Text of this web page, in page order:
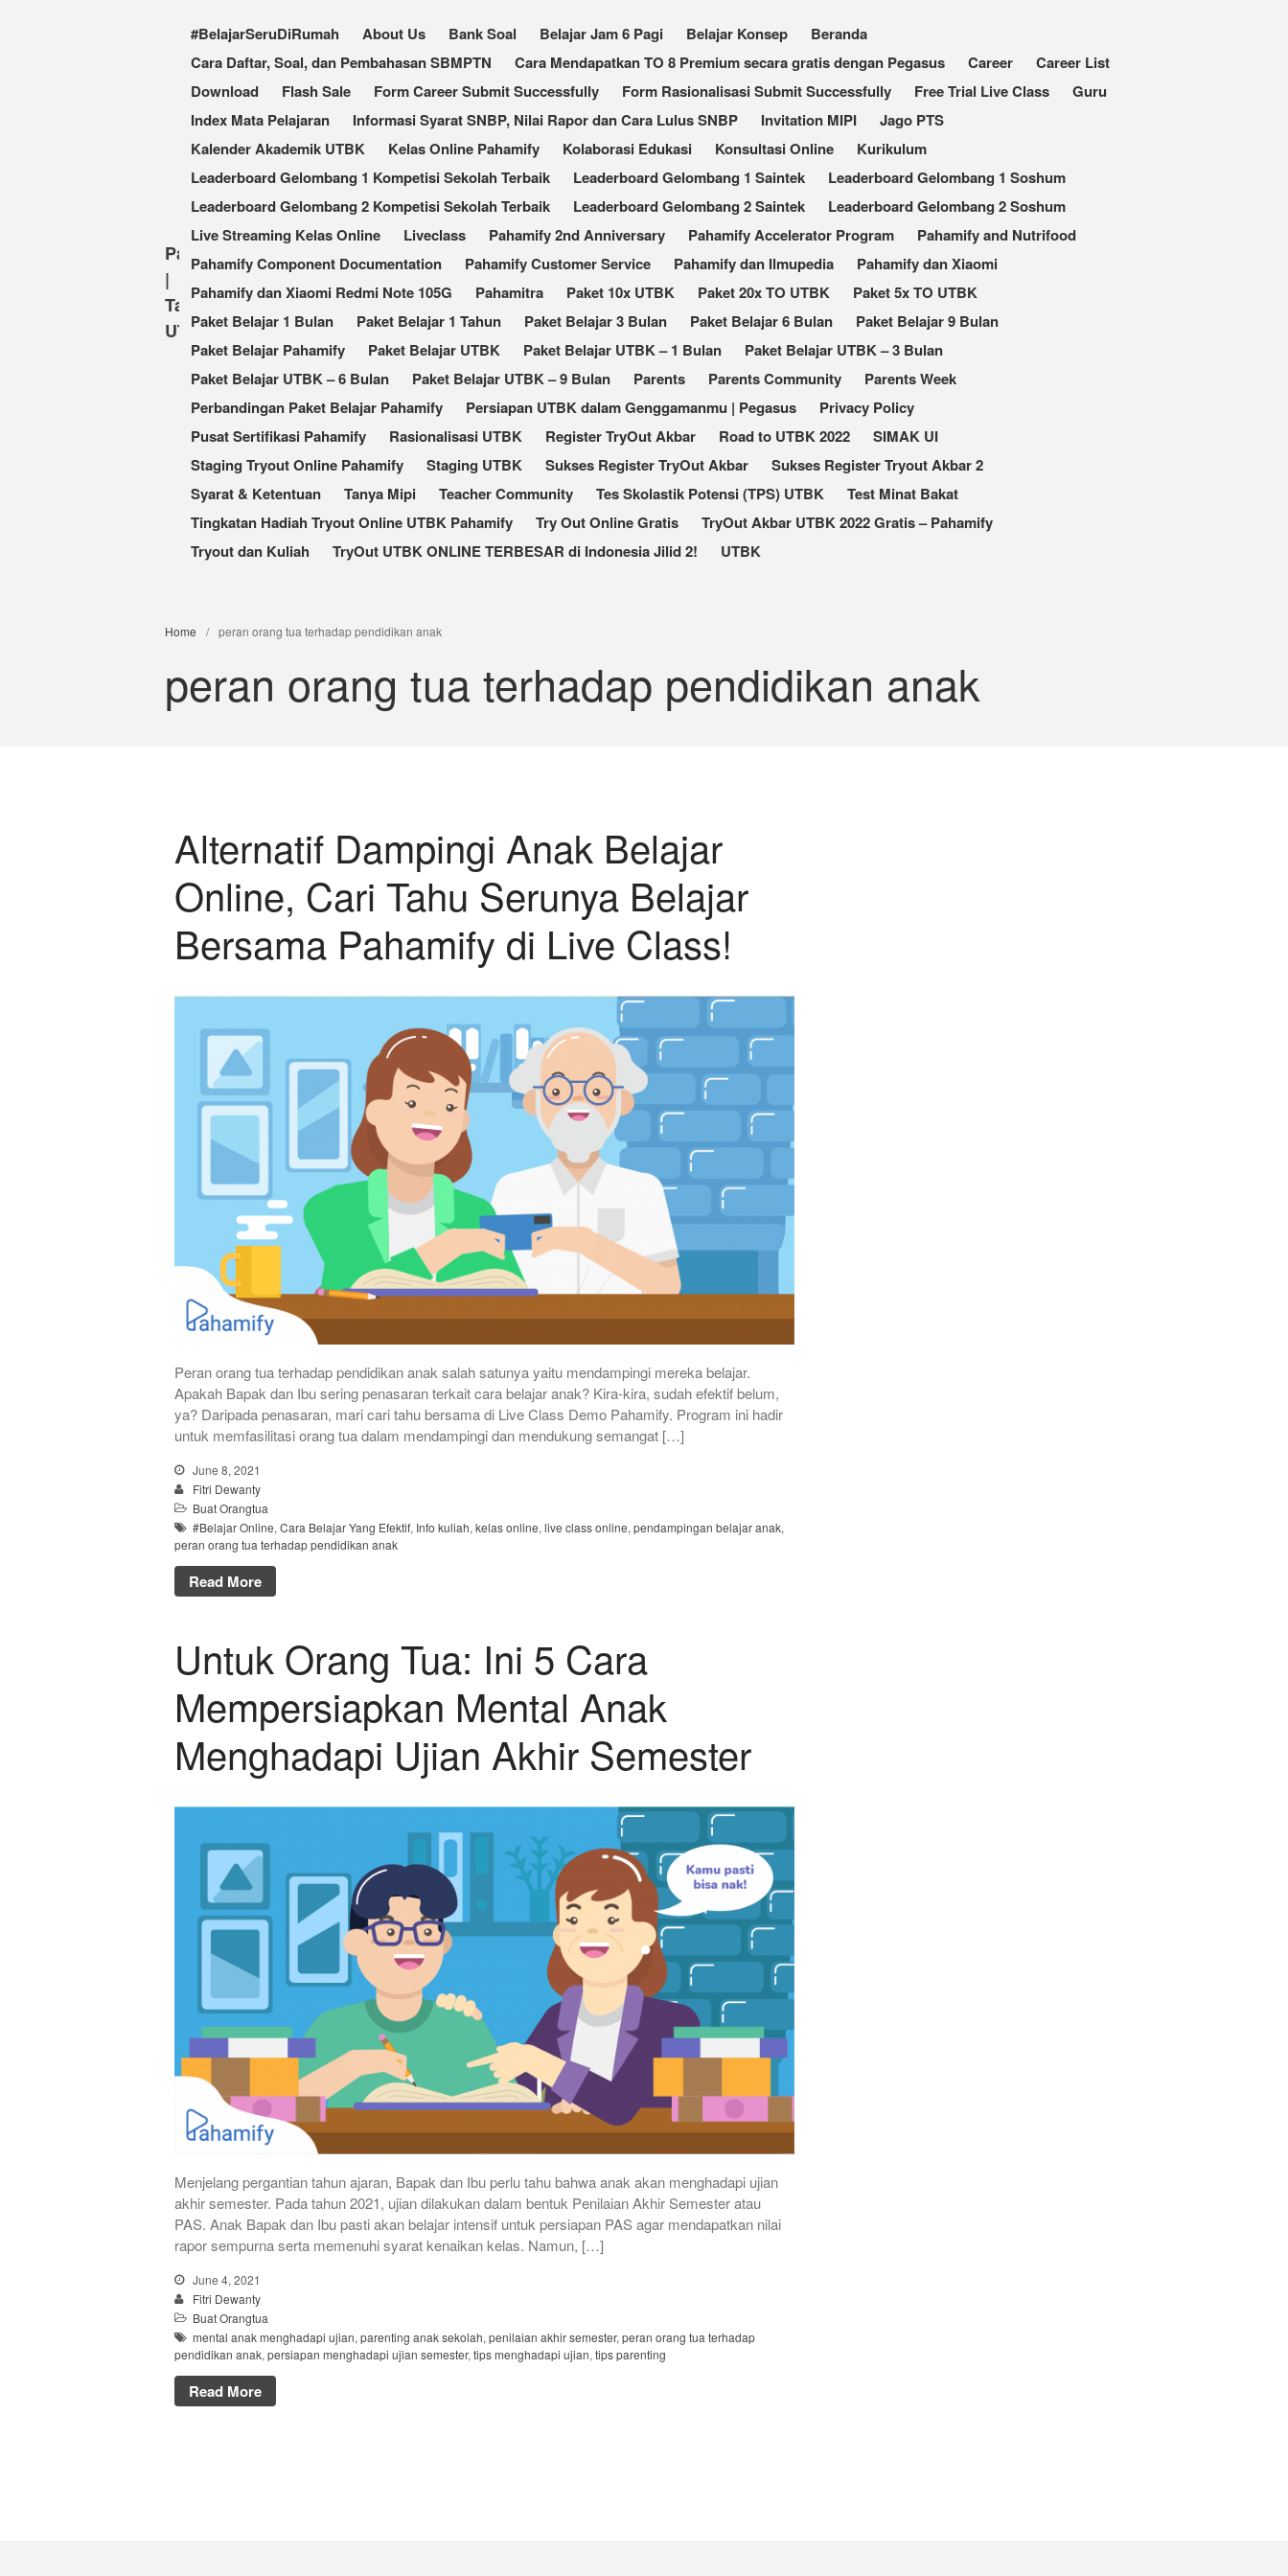
Pahamify
|
Taklukkan
UTBK
#BelajarSeruDiRumah About Us Bank Soal Belajar Jam 6 Pagi Belajar Konsep
Beranda
Cara Daftar, Soal, dan Pembahasan SBMPTN
Cara Mendapatkan TO 8 Premium secara gratis dengan Pegasus Career
Career List
Download
Flash Sale Form Career Submit Successfully Form Rasionalisasi Submit Successfully Free Trial Live Class
Guru
Index Mata Pelajaran
Informasi Syarat SNBP, Nilai Rapor dan Cara Lulus SNBP Invitation MIPI
Jago PTS
Kalender Akademik UTBK
Kelas Online Pahamify Kolaborasi Edukasi Konsultasi Online
Kurikulum
Leaderboard Gelombang 1 Kompetisi Sekolah Terbaik​
Leaderboard Gelombang 1 Saintek
Leaderboard Gelombang 1 Soshum
Leaderboard Gelombang 2 Kompetisi Sekolah Terbaik
Leaderboard Gelombang 2 Saintek
Leaderboard Gelombang 2 Soshum
Live Streaming Kelas Online
Liveclass Pahamify 2nd Anniversary Pahamify Accelerator Program
Pahamify and Nutrifood
Pahamify Component Documentation
Pahamify Customer Service Pahamify dan Ilmupedia
Pahamify dan Xiaomi
Pahamify dan Xiaomi Redmi Note 105G
Pahamitra Paket 10x UTBK Paket 20x TO UTBK
Paket 5x TO UTBK
Paket Belajar 1 Bulan
Paket Belajar 1 Tahun Paket Belajar 3 Bulan Paket Belajar 6 Bulan
Paket Belajar 9 Bulan
Paket Belajar Pahamify
Paket Belajar UTBK Paket Belajar UTBK – 1 Bulan
Paket Belajar UTBK – 3 Bulan
Paket Belajar UTBK – 6 Bulan
Paket Belajar UTBK – 9 Bulan Parents Parents Community
Parents Week
Perbandingan Paket Belajar Pahamify
Persiapan UTBK dalam Genggamanmu | Pegasus
Privacy Policy
Pusat Sertifikasi Pahamify
Rasionalisasi UTBK Register TryOut Akbar Road to UTBK 2022
SIMAK UI
Staging Tryout Online Pahamify
Staging UTBK Sukses Register TryOut Akbar
Sukses Register Tryout Akbar 2
Syarat & Ketentuan
Tanya Mipi Teacher Community Tes Skolastik Potensi (TPS) UTBK
Test Minat Bakat
Tingkatan Hadiah Tryout Online UTBK Pahamify
Try Out Online Gratis
TryOut Akbar UTBK 2022 Gratis – Pahamify
Tryout dan Kuliah
TryOut UTBK ONLINE TERBESAR di Indonesia Jilid 2! UTBK
Home / peran orang tua terhadap pendidikan anak
peran orang tua terhadap pendidikan anak
Alternatif Dampingi Anak Belajar
Online, Cari Tahu Serunya Belajar
Bersama Pahamify di Live Class!
Peran orang tua terhadap pendidikan anak salah satunya yaitu mendampingi mereka belajar.
Apakah Bapak dan Ibu sering penasaran terkait cara belajar anak? Kira-kira, sudah efektif belum,
ya? Daripada penasaran, mari cari tahu bersama di Live Class Demo Pahamify. Program ini hadir
untuk memfasilitasi orang tua dalam mendampingi dan mendukung semangat […]
June 8, 2021
Fitri Dewanty
Buat Orangtua
#Belajar Online, Cara Belajar Yang Efektif, Info kuliah, kelas online, live class online, pendampingan belajar anak,
peran orang tua terhadap pendidikan anak
Read More
Untuk Orang Tua: Ini 5 Cara
Mempersiapkan Mental Anak
Menghadapi Ujian Akhir Semester
Menjelang pergantian tahun ajaran, Bapak dan Ibu perlu tahu bahwa anak akan menghadapi ujian
akhir semester. Pada tahun 2021, ujian dilakukan dalam bentuk Penilaian Akhir Semester atau
PAS. Anak Bapak dan Ibu pasti akan belajar intensif untuk persiapan PAS agar mendapatkan nilai
rapor sempurna serta memenuhi syarat kenaikan kelas. Namun, […]
June 4, 2021
Fitri Dewanty
Buat Orangtua
mental anak menghadapi ujian, parenting anak sekolah, penilaian akhir semester, peran orang tua terhadap
pendidikan anak, persiapan menghadapi ujian semester, tips menghadapi ujian, tips parenting
Read More